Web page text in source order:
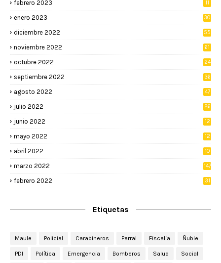
febrero 2023 11
enero 2023 30
diciembre 2022 55
noviembre 2022 61
octubre 2022 24
septiembre 2022 36
agosto 2022 47
julio 2022 26
junio 2022
12
mayo 2022
12
abril 2022
10
marzo 2022 147
febrero 2022 31
Etiquetas
Maule Policial Carabineros Parral Fiscalia Ñuble
PDI Política Emergencia Bomberos Salud Social